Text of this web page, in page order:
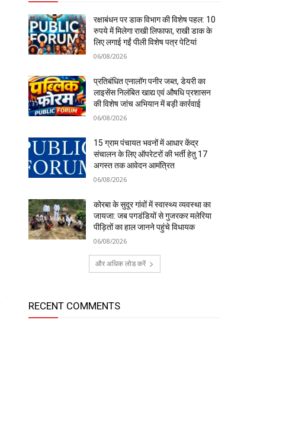
रक्षाबंधन पर डाक विभाग की विशेष पहल: 10
रुपये में मिलेगा राखी लिफाफा, राखी डाक के
लिए लगाई गईं पीली विशेष पत्र पेटियां
06/08/2026
प्रतिबंधित एनालॉग पनीर जब्त, डेयरी का
लाइसेंस निलंबित खाद्य एवं औषधि प्रशासन
की विशेष जांच अभियान में बड़ी कार्रवाई
06/08/2026
15 ग्राम पंचायत भवनों में आधार केंद्र
संचालन के लिए ऑपरेटरों की भर्ती हेतु 17
अगस्त तक आवेदन आमंत्रित
06/08/2026
कोरबा के सुदूर गांवों में स्वास्थ्य व्यवस्था का
जायजा: जब पगडंडियों से गुजरकर मलेरिया
पीड़ितों का हाल जानने पहुंचे विधायक
06/08/2026
और अधिक लोड करें
RECENT COMMENTS